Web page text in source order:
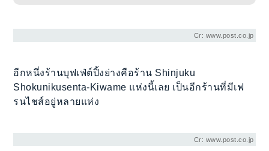
Cr: www.post.co.jp
อีกหนึ่งร้านบุฟเฟ่ต์ปิ้งย่างคือร้าน Shinjuku
Shokunikusenta-Kiwame แห่งนี้เลย เป็นอีกร้านที่มีเฟ
รนไชส์อยู่หลายแห่ง
Cr: www.post.co.jp